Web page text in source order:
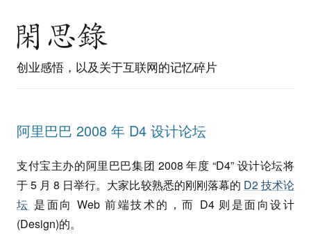
创业感悟，以及关于互联网的记忆碎片
阿里巴巴 2008 年 D4 设计论坛
支付宝主办的阿里巴巴集团 2008 年度 “D4” 设计论坛将
于 5 月 8 日举行。大家比较熟悉的刚刚落幕的 D2 技术论
坛 是面向 Web 前端技术的，而 D4 则是面向设计
(Design)的。